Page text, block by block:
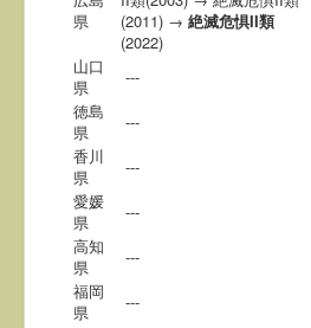
県
(2011) → 絶滅危惧II類
(2022)
山口
県
---
徳島
県
---
香川
県
---
愛媛
県
---
高知
県
---
福岡
県
---